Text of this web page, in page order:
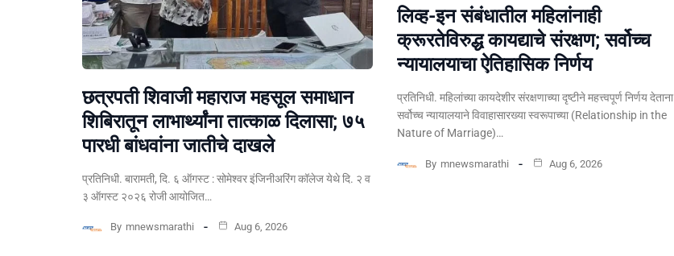
छत्रपती शिवाजी महाराज महसूल समाधान
शिबिरातून लाभार्थ्यांना तात्काळ दिलासा; ७५
पारधी बांधवांना जातीचे दाखले
प्रतिनिधी. बारामती, दि. ६ ऑगस्ट : सोमेश्वर इंजिनीअरिंग कॉलेज येथे दि. २ व
३ ऑगस्ट २०२६ रोजी आयोजित…
By mnewsmarathi Aug 6, 2026
लिव्ह-इन संबंधातील महिलांनाही
क्रूरतेविरुद्ध कायद्याचे संरक्षण; सर्वोच्च
न्यायालयाचा ऐतिहासिक निर्णय
प्रतिनिधी. महिलांच्या कायदेशीर संरक्षणाच्या दृष्टीने महत्त्वपूर्ण निर्णय देताना
सर्वोच्च न्यायालयाने विवाहासारख्या स्वरूपाच्या (Relationship in the
Nature of Marriage)…
By mnewsmarathi Aug 6, 2026